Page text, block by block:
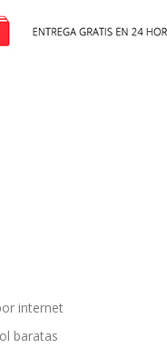
internet
baratas